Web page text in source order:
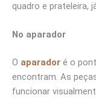
quadro e prateleira,
No aparador
O aparador é o
encontram. As
funcionar